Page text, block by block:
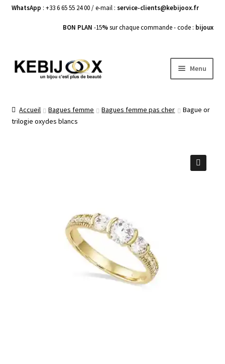
WhatsApp : +33 6 65 55 24 00 / e-mail : service-clients@kebijoox.fr
BON PLAN -15%sur chaque commande - code : bijoux
Aller
à
Aller
au
Menu
Boucles d’Oreilles
Accueil Bagues femme Bagues femme pas cher
Bague or
trilogie oxydes blancs